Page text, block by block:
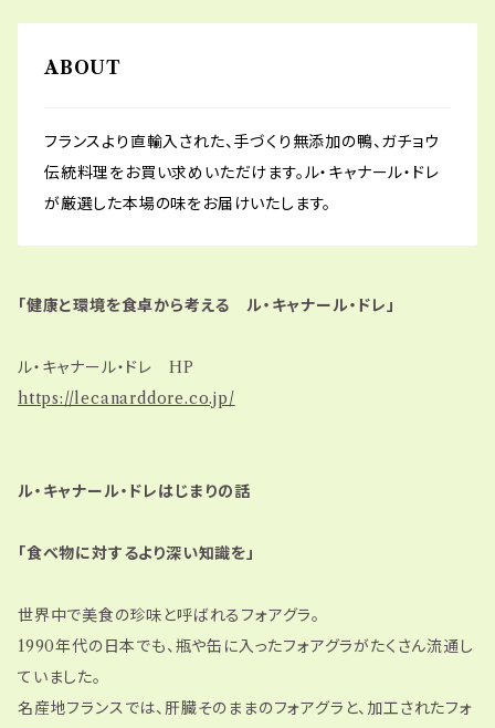
ABOUT
フランスより直輸入された、手づくり無添加の鴨、ガチョウ
伝統料理をお買い求めいただけます。ル・キャナール・ドレ
が厳選した本場の味をお届けいたします。
「健康と環境を食卓から考える ル・キャナール・ドレ」
ル・キャナール・ドレ HP
https://lecanarddore.co.jp/
ル・キャナール・ドレはじまりの話
「食べ物に対するより深い知識を」
世界中で美食の珍味と呼ばれるフォアグラ。
1990年代の日本でも、瓶や缶に入ったフォアグラがたくさん流通し
ていました。
名産地フランスでは、肝臓そのままのフォアグラと、加工されたフォ